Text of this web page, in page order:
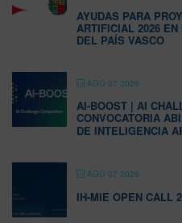
AYUDAS PARA
ARTIFICIAL 2026
DEL PAÍS VASCO
AGO 07 2026
AI-BOOST | AI
CONVOCATORIA
DE INTELIGENCIA
AGO 07 2026
IH-MIE OPEN CALL